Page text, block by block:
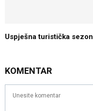
Uspješna turistička
KOMENTAR